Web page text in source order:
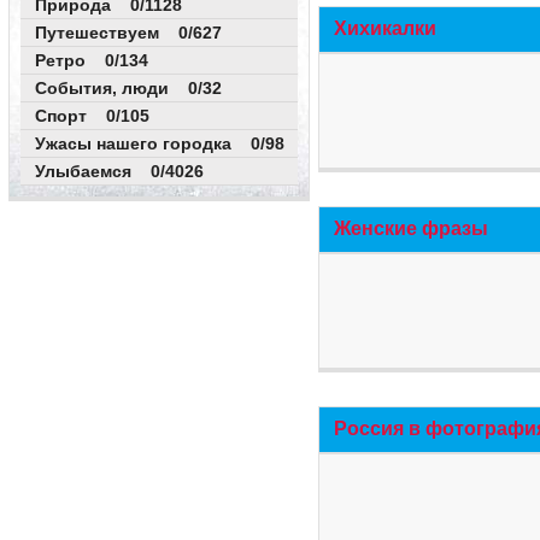
Природа 0/1128
Путешествуем 0/627
Ретро 0/134
События, люди 0/32
Спорт 0/105
Ужасы нашего городка 0/98
Улыбаемся 0/4026
Хихикалки
Женские фразы
Россия в